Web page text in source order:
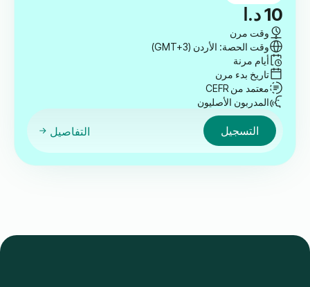
10د.ا
وقت مرن
وقت الحصة: الأردن (GMT+3)
أيام مرنة
تاريخ بدء مرن
معتمد من CEFR
المدربون الأصليون
التسجيل التفاصيل